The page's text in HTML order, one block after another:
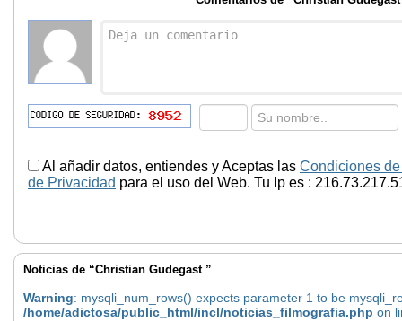
Al añadir datos, entiendes y Aceptas las Condiciones
de Privacidad para el uso del Web. Tu Ip es :
Noticias de “Christian Gudegast ”
Warning: mysqli_num_rows() expects parameter 1 to be
/home/adictosa/public_html/incl/noticias_filmografia.php on